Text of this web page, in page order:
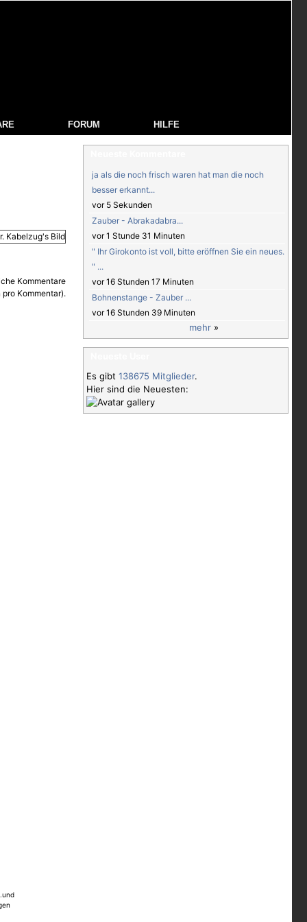
FORUM HILFE
ja als die noch frisch waren hat man die noch
besser erkannt...
vor 5 Sekunden
Zauber - Abrakadabra...
vor 1 Stunde 31 Minuten
" Ihr Girokonto ist voll, bitte eröffnen Sie ein neues.
" ...
vor 16 Stunden 17 Minuten
Bohnenstange - Zauber ...
vor 16 Stunden 39 Minuten
mehr »
Es gibt 138675 Mitglieder.
Hier sind die Neuesten: